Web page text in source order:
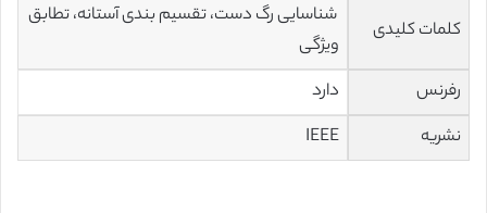
کلمات کلیدی
شناسایی رگ دست، تقسیم بندی آستانه، تطابق
ویژگی
رفرنس
دارد
نشریه
IEEE